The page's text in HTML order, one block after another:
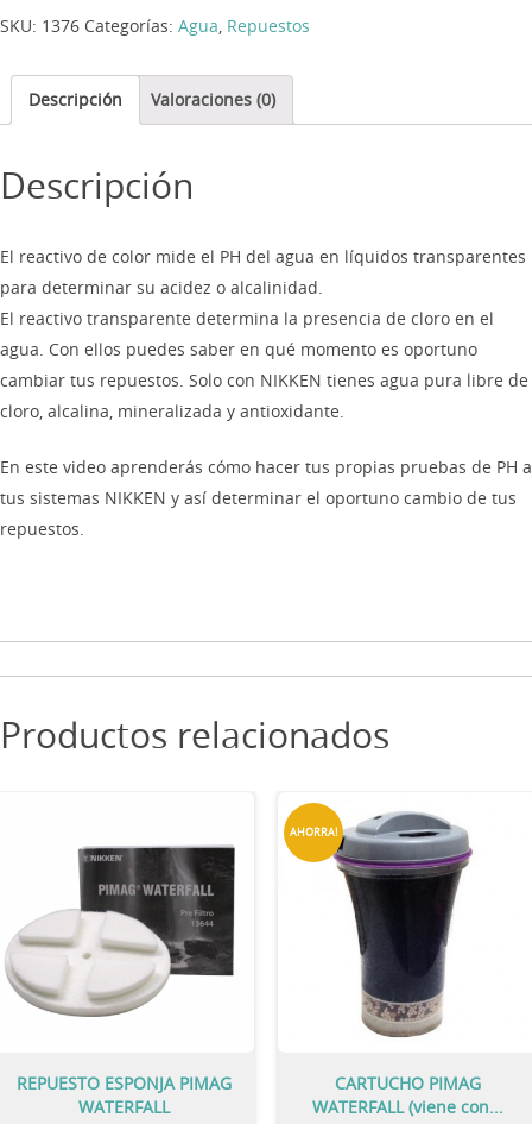
SKU: 1376 Categorías: Agua, Repuestos
Descripción Valoraciones (0)
Descripción
El reactivo de color mide el PH del agua en líquidos transparentes
para determinar su acidez o alcalinidad.
El reactivo transparente determina la presencia de cloro en el
agua. Con ellos puedes saber en qué momento es oportuno
cambiar tus repuestos. Solo con NIKKEN tienes agua pura libre de
cloro, alcalina, mineralizada y antioxidante.
En este video aprenderás cómo hacer tus propias pruebas de PH a
tus sistemas NIKKEN y así determinar el oportuno cambio de tus
repuestos.
Productos relacionados
REPUESTO ESPONJA PIMAG
WATERFALL
CARTUCHO PIMAG
WATERFALL (viene con...
AHORRA!